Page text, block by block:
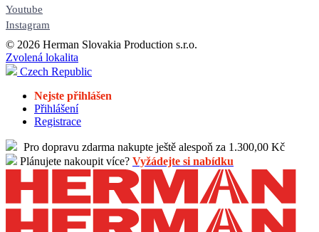
Youtube
Instagram
© 2026 Herman Slovakia Production s.r.o.
Zvolená lokalita
Czech Republic
Nejste přihlášen
Přihlášení
Registrace
Pro dopravu zdarma nakupte ještě alespoň za 1.300,00 Kč
Plánujete nakoupit více? Vyžádejte si nabídku